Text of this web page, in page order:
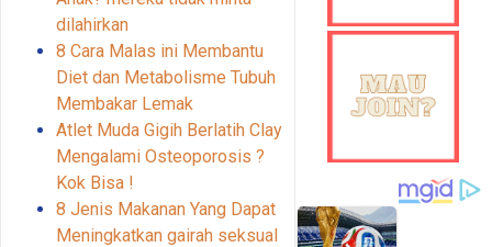
dilahirkan
8 Cara Malas ini Membantu
Diet dan Metabolisme Tubuh
Membakar Lemak
Atlet Muda Gigih Berlatih Clay
Mengalami Osteoporosis ?
Kok Bisa !
8 Jenis Makanan Yang Dapat
Meningkatkan gairah seksual